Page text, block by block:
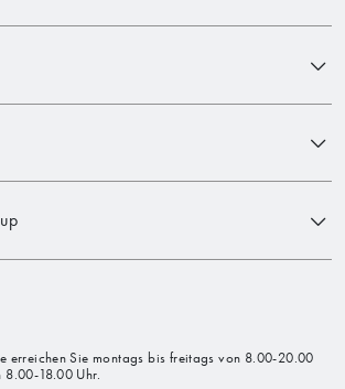
erreichen Sie montags bis freitags von 8.00-20.00
8.00-18.00 Uhr.